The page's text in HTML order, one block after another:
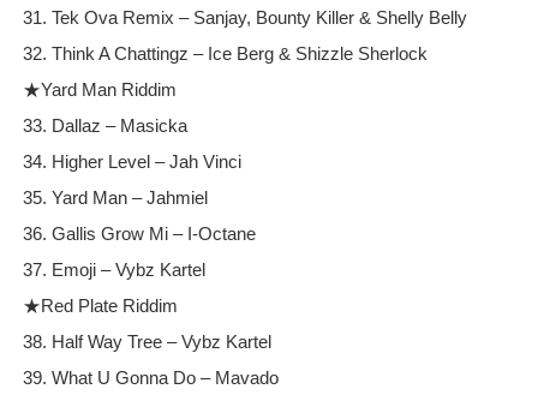
31. Tek Ova Remix – Sanjay, Bounty Killer & Shelly Belly
32. Think A Chattingz – Ice Berg & Shizzle Sherlock
★Yard Man Riddim
33. Dallaz – Masicka
34. Higher Level – Jah Vinci
35. Yard Man – Jahmiel
36. Gallis Grow Mi – I-Octane
37. Emoji – Vybz Kartel
★Red Plate Riddim
38. Half Way Tree – Vybz Kartel
39. What U Gonna Do – Mavado